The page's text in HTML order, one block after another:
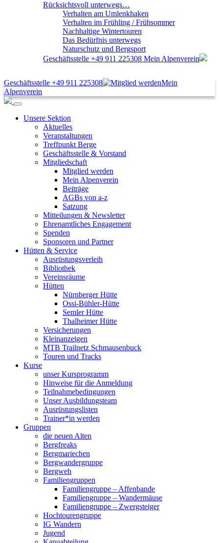
Rücksichtsvoll unterwegs…
Verhalten am Umlenkhaken
Verhalten im Frühling / Frühsommer
Nachhaltige Wintertouren
Das Bedürfnis unterwegs
Naturschutz und Bergsport
Geschäftsstelle +49 911 225308 Mein Alpenverein
Geschäftsstelle +49 911 225308
Mein
Alpenverein
Unsere Sektion
Aktuelles
Veranstaltungen
Treffpunkt Berge
Geschäftsstelle & Vorstand
Mitgliedschaft
Mitglied werden
Mein Alpenverein
Beiträge
AGBs von a-z
Satzung
Mitteilungen & Newsletter
Ehrenamtliches Engagement
Spenden
Sponsoren und Partner
Hütten & Service
Ausrüstungsverleih
Bibliothek
Vereinsräume
Hütten
Nürnberger Hütte
Ossi-Bühler-Hütte
Semler Hütte
Thalheimer Hütte
Versicherungen
Kleinanzeigen
MTB Trailnetz Schmausenbuck
Touren und Tracks
Kurse
unser Kursprogramm
Hinweise für die Anmeldung
Teilnahmebedingungen
Unser Ausbildungsteam
Ausrüstungslisten
Trainer*in werden
Gruppen
die neuen Alten
Bergfreaks
Bergmariechen
Bergwandergruppe
Bergweh
Familiengruppen
Familiengruppe – Affenbande
Familiengruppe – Wandermäuse
Familiengruppe – Zwergsteiger
Hochtourengruppe
IG Wandern
Jugend